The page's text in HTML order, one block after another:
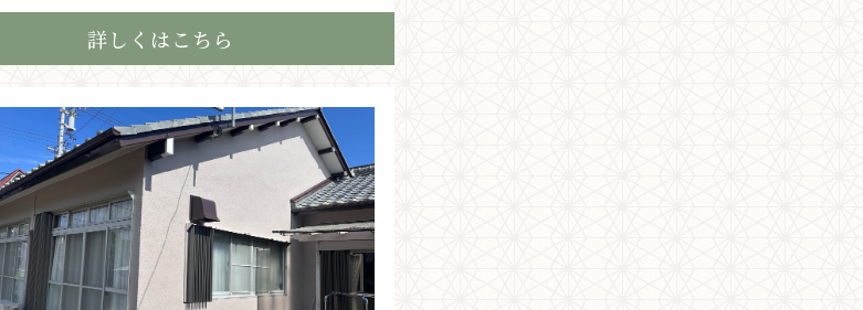
詳しくはこちら